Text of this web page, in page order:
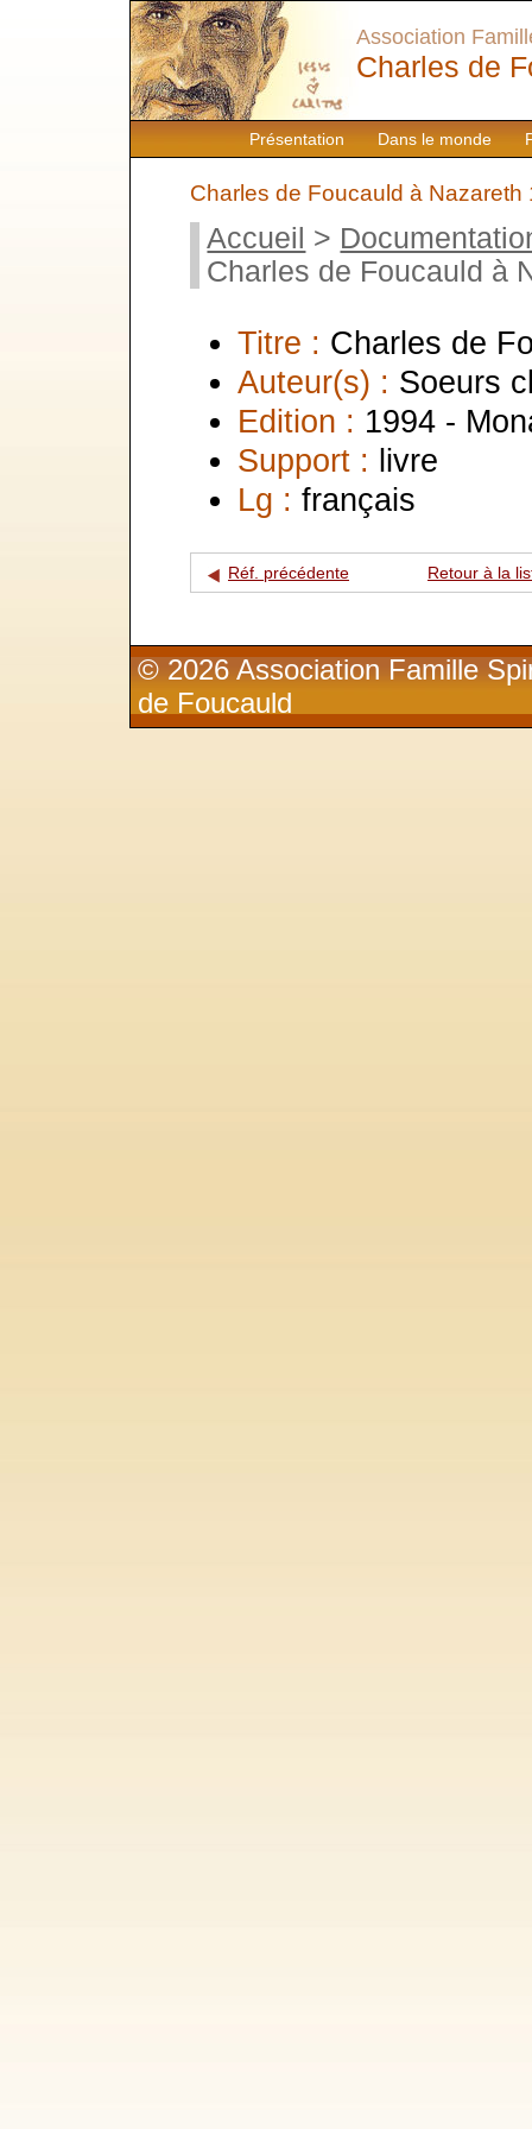
Présentation Dans le monde
Association
Charles de
Charles de Foucauld à Nazareth
Accueil >
Charles de Foucauld à
Titre : Charles de
Auteur(s) : Soeurs
Edition : 1994 -
Support : livre
Lg : français
Réf. précédente Retour à la
© 2026 Association Famille
de Foucauld